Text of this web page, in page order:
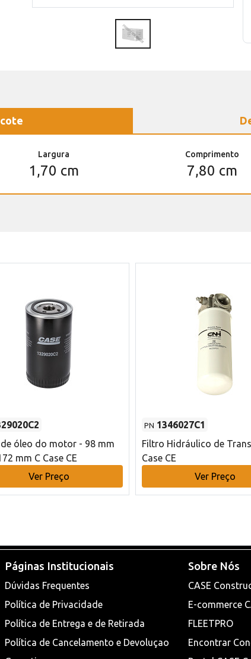
Largura
1,70 cm
Comprimento
7,80 cm
óleo do motor - 98 mm
mm C Case CE
Ver Preço
PN 1346027C1
Filtro Hidráulico de
Case CE
Ver Preço
Páginas Institucionais
Dúvidas Frequentes
Política de Privacidade
Política de Entrega e de Retirada
Política de Cancelamento e Devoluçao
Sobre Nós
CASE
E-commerce
FLEETPRO
Encontrar